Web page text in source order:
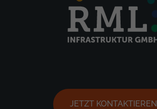
JETZT KONTAKTIEREN